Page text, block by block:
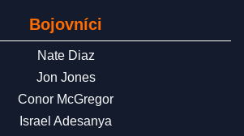
Bojovníci
Nate Diaz
Jon Jones
Conor McGregor
Israel Adesanya